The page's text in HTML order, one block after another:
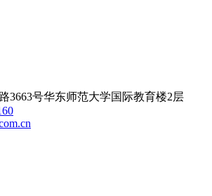
3663号华东师范大学国际教育楼2层